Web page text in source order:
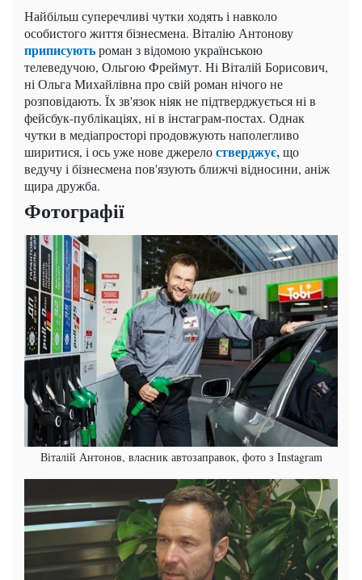
Найбільш суперечливі чутки ходять і навколо
особистого життя бізнесмена. Віталію Антонову
приписуютьроман з відомою українською
телеведучою, Ольгою Фреймут. Ні Віталій Борисович,
ні Ольга Михайлівна про свій роман нічого не
розповідають. Їх зв'язок ніяк не підтверджується ні в
фейсбук-публікаціях, ні в інстаграм-постах. Однак
чутки в медіапросторі продовжують наполегливо
ширитися, і ось уже нове джерелостверджує,що
ведучу і бізнесмена пов'язують ближчі відносини, аніж
щира дружба.
Фотографії
Віталій Антонов, власник автозаправок, фото з Instagram